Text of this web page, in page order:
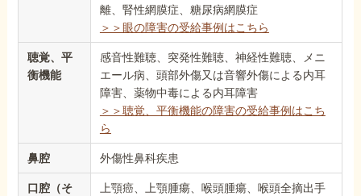
離、腎性網膜症、糖尿病網膜症
＞＞眼の障害の受給事例はこちら
聴覚、平
衡機能
感音性難聴、突発性難聴、神経性難聴、メニ
エール病、頭部外傷又は音響外傷による内耳
障害、薬物中毒による内耳障害
＞＞聴覚、平衡機能の障害の受給事例はこち
ら
鼻腔 外傷性鼻科疾患
口腔（そ
上顎癌、上顎腫瘍、喉頭腫瘍、喉頭全摘出手